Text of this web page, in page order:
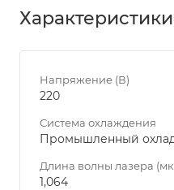
Характеристики
Напряжение (В)
220
Система охлаждения
Промышленный
Длина волны лазера
1,064